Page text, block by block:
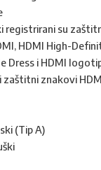
registrirani su
HDMI High-
Dress i HDMI
znakovi
(Tip A)